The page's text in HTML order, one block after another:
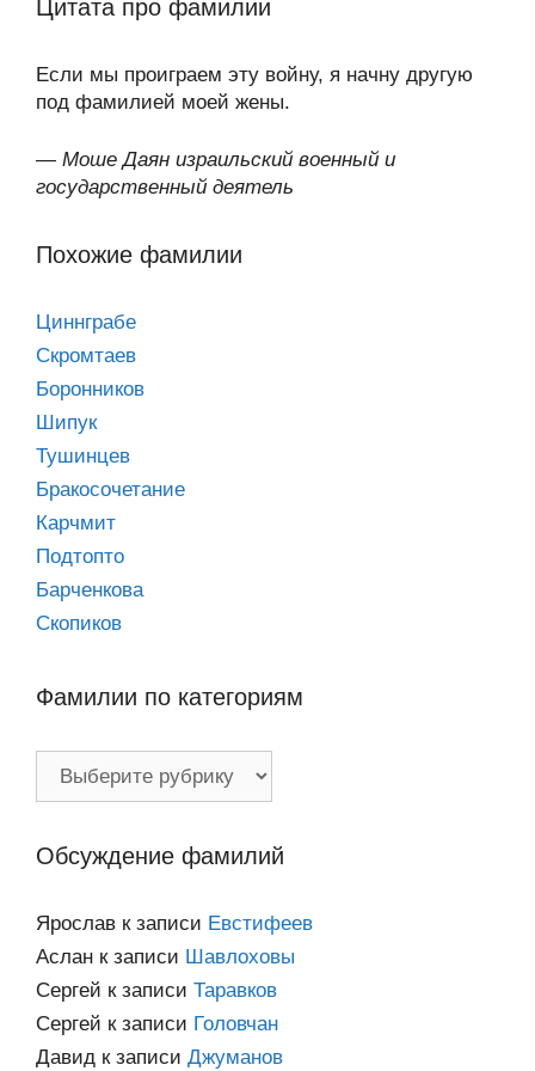
Цитата про фамилии
Если мы проиграем эту войну, я начну другую
под фамилией моей жены.
— Моше Даян израильский военный и
государственный деятель
Похожие фамилии
Циннграбе
Скромтаев
Боронников
Шипук
Тушинцев
Бракосочетание
Карчмит
Подтопто
Барченкова
Скопиков
Фамилии по категориям
Фамилии
Обсуждение фамилий
Ярослав к записи Евстифеев
Аслан к записи Шавлоховы
Сергей к записи Таравков
Сергей к записи Головчан
Давид к записи Джуманов